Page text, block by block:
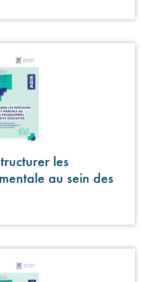
les
au sein des